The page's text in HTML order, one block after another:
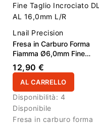
e acrilico con controllo
professionale.
Lnail Precision
Fresa in Carburo Forma
Fiamma Ø6,0mm Fine
Taglio Incrociato DLC LL
16,0mm L/R
12,90 €
AL CARRELLO
Disponibilità: 4
Disponibile
Fresa in carburo forma